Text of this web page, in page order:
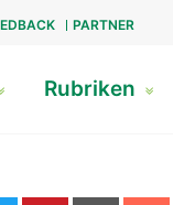
PARTNER
Rubriken